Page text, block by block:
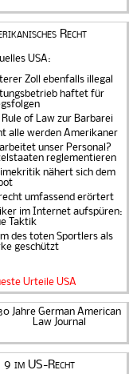
Recht
USA:
Zoll ebenfalls illegal
haftet für
Rule of Law zur Barbarei
alle werden Amerikaner
unser Personal?
reglementieren
nähert sich dem
umfassend erörtert
im Internet aufspüren:
Taktik
des toten Sportlers als
geschützt
Urteile USA
9 im US-Recht